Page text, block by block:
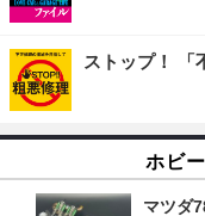
ストップ！ 「
ホビ
マツダ